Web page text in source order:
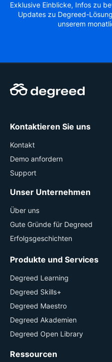
Exklusive Einblicke, Infos zu
Updates zu Degreed-
unserem
Kontaktieren Sie uns
Kontakt
Demo anfordern
Support
Unser Unternehmen
Über uns
Gute Gründe für Degreed
Erfolgsgeschichten
Produkte und Services
Degreed Learning
Degreed Skills+
Degreed Maestro
Degreed Akademien
Degreed Open Library
Ressourcen